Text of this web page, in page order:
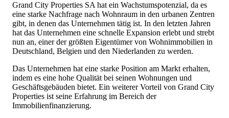
Grand City Properties SA hat ein Wachstumspotenzial, da es
eine starke Nachfrage nach Wohnraum in den urbanen Zentren
gibt, in denen das Unternehmen tätig ist. In den letzten Jahren
hat das Unternehmen eine schnelle Expansion erlebt und strebt
nun an, einer der größten Eigentümer von Wohnimmobilien in
Deutschland, Belgien und den Niederlanden zu werden.
Das Unternehmen hat eine starke Position am Markt erhalten,
indem es eine hohe Qualität bei seinen Wohnungen und
Geschäftsgebäuden bietet. Ein weiterer Vorteil von Grand City
Properties ist seine Erfahrung im Bereich der
Immobilienfinanzierung.